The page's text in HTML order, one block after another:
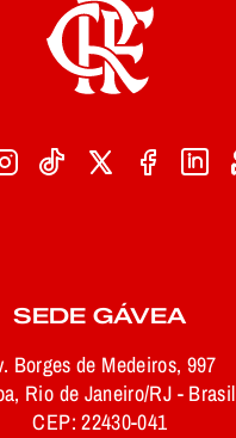
SEDE GÁVEA
Borges de Medeiros, 997
Rio de Janeiro/RJ - Brasil
CEP: 22430-041